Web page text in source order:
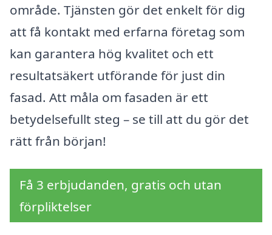
område. Tjänsten gör det enkelt för dig
att få kontakt med erfarna företag som
kan garantera hög kvalitet och ett
resultatsäkert utförande för just din
fasad. Att måla om fasaden är ett
betydelsefullt steg – se till att du gör det
rätt från början!
Få 3 erbjudanden, gratis och utan
förpliktelser